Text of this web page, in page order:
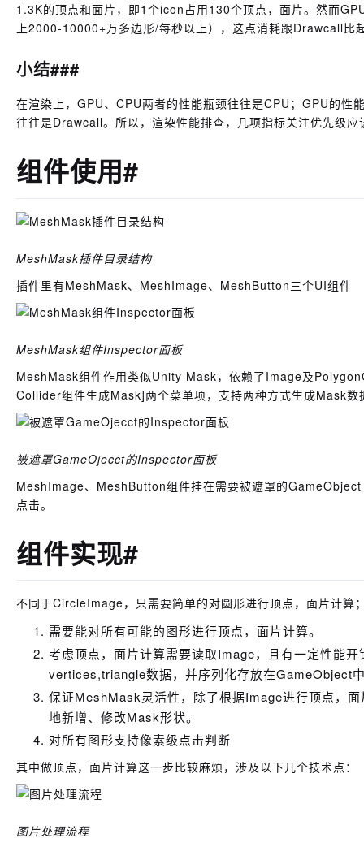
1.3K的顶点和面片，即1个icon占用130个顶点，面片。然而
上2000-10000+万多边形/每秒以上），这点消耗跟Drawcall比
小结###
在渲染上，GPU、CPU两者的性能瓶颈往往是CPU；GPU的
往往是Drawcall。所以，渲染性能排查，几项指标关注优先级
组件使用#
MeshMask插件目录结构
插件里有MeshMask、MeshImage、MeshButton三个UI组件
MeshMask组件Inspector面板
MeshMask组件作用类似Unity Mask，依赖了Image及
Collider组件生成Mask]两个菜单项，支持两种方式生成Mask数
被遮罩GameOjecct的Inspector面板
MeshImage、MeshButton组件挂在需要被遮罩的
点击。
组件实现#
不同于CircleImage，只需要简单的对圆形进行顶点，面片计算
需要能对所有可能的图形进行顶点，面片计算。
考虑顶点，面片计算需要读取Image，且有一定性能
vertices,triangle数据，并序列化存放在GameObject
保证MeshMask灵活性，除了根据Image进行顶点，
地新增、修改Mask形状。
对所有图形支持像素级点击判断
其中做顶点，面片计算这一步比较麻烦，涉及以下几个技术点：
图片处理流程